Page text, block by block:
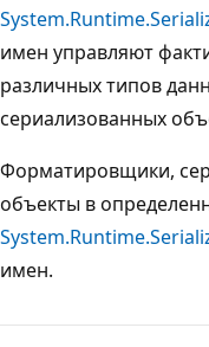
имен управляют
различных типов
сериализованных
Форматировщики,
объекты в
имен.